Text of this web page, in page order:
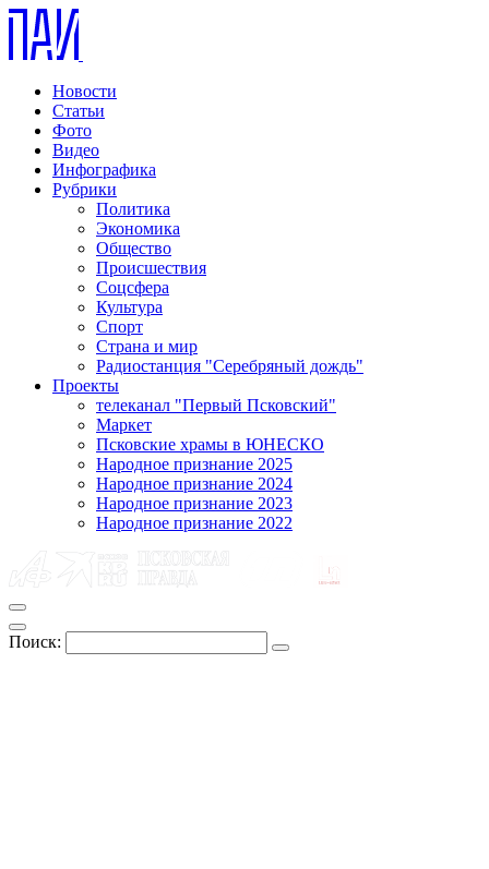
Новости
Статьи
Фото
Видео
Инфографика
Рубрики
Политика
Экономика
Общество
Происшествия
Соцсфера
Культура
Спорт
Страна и мир
Радиостанция "Серебряный дождь"
Проекты
телеканал "Первый Псковский"
Маркет
Псковские храмы в ЮНЕСКО
Народное признание 2025
Народное признание 2024
Народное признание 2023
Народное признание 2022
Поиск: